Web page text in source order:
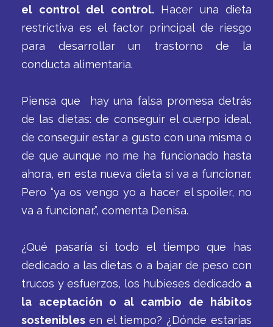
el control del control.Hacer una dieta
restrictiva es el factor principal de riesgo
para desarrollar un trastorno de la
conducta alimentaria.
Piensa que hay una falsa promesa detrás
de las dietas: de conseguir el cuerpo ideal,
de conseguir estar a gusto con una misma o
de que aunque no me ha funcionado hasta
ahora, en esta nueva dieta sí va a funcionar.
Pero “ya os vengo yo a hacer el spoiler, no
va a funcionar.”, comenta Denisa.
¿Qué pasaría si todo el tiempo que has
dedicado a las dietas o a bajar de peso con
trucos y esfuerzos, los hubieses dedicado a
la aceptación o al cambio de hábitos
sostenibles en el tiempo? ¿Dónde estarías